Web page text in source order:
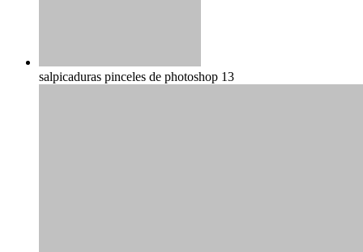
salpicaduras pinceles de photoshop 13